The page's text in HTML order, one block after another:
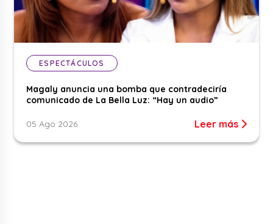
ESPECTÁCULOS
Magaly anuncia una bomba que contradeciría
comunicado de La Bella Luz: “Hay un audio”
05 Ago 2026 Leer más